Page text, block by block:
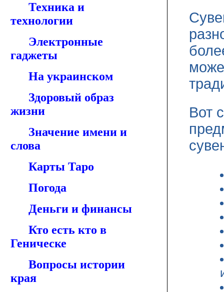
Техника и
технологии
Электронные
гаджеты
На украинском
Здоровый образ
жизни
Значение имени и
слова
Карты Таро
Погода
Деньги и финансы
Кто есть кто в
Геническе
Вопросы истории
края
Вот